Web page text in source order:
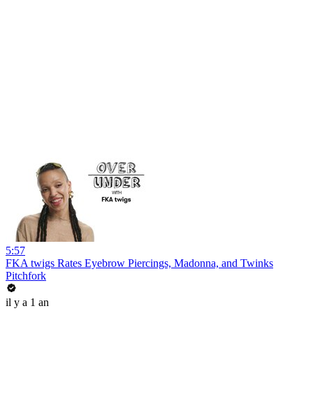
5:57
FKA twigs Rates Eyebrow Piercings, Madonna, and Twinks
Pitchfork
il y a 1 an